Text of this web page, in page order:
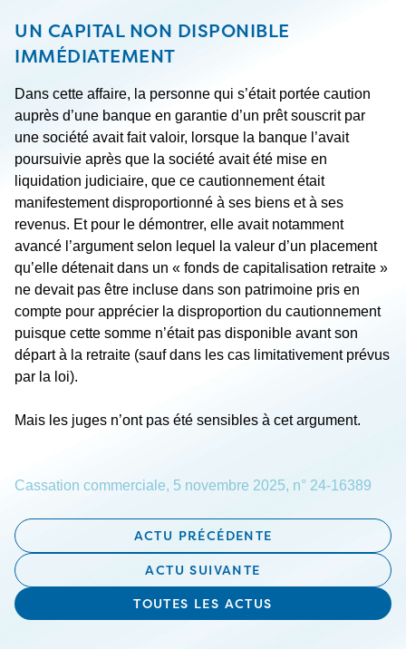
UN CAPITAL NON DISPONIBLE
IMMÉDIATEMENT
Dans cette affaire, la personne qui s’était portée caution
auprès d’une banque en garantie d’un prêt souscrit par
une société avait fait valoir, lorsque la banque l’avait
poursuivie après que la société avait été mise en
liquidation judiciaire, que ce cautionnement était
manifestement disproportionné à ses biens et à ses
revenus. Et pour le démontrer, elle avait notamment
avancé l’argument selon lequel la valeur d’un placement
qu’elle détenait dans un « fonds de capitalisation retraite »
ne devait pas être incluse dans son patrimoine pris en
compte pour apprécier la disproportion du cautionnement
puisque cette somme n’était pas disponible avant son
départ à la retraite (sauf dans les cas limitativement prévus
par la loi).
Mais les juges n’ont pas été sensibles à cet argument.
Cassation commerciale, 5 novembre 2025, n° 24-16389
ACTU PRÉCÉDENTE
ACTU SUIVANTE
TOUTES LES ACTUS